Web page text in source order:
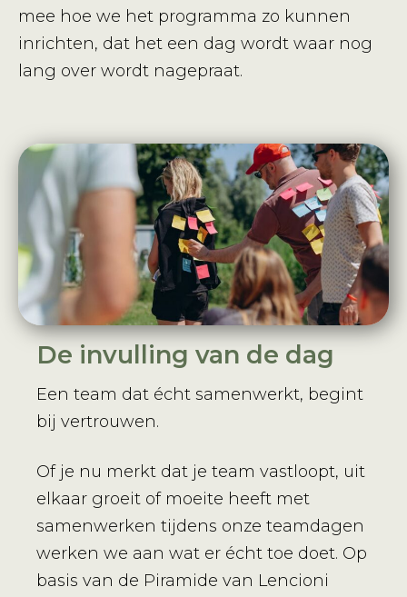
mee hoe we het programma zo kunnen
inrichten, dat het een dag wordt waar nog
lang over wordt nagepraat.
De invulling van de dag
Een team dat écht samenwerkt, begint
bij vertrouwen.
Of je nu merkt dat je team vastloopt, uit
elkaar groeit of moeite heeft met
samenwerken tijdens onze teamdagen
werken we aan wat er écht toe doet. Op
basis van de Piramide van Lencioni